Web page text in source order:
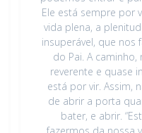
Ele está sempre por
vida plena, a
insuperável, que nos
do Pai. A
reverente e quase
está por vir. Assim,
de abrir a porta
bater, e abrir.